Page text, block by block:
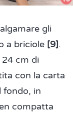
gli
a briciole [9].
cm di
con la carta
fondo, in
compatta